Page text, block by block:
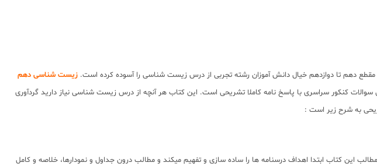
دهم تا دوازدهم خیال دانش آموزان رشته تجربی از درس زیست شناسی را آسوده کرده است. زیست شناسی دهم
کنکور سراسری با پاسخ نامه کاملا تشریحی است. این کتاب هر آنچه از درس زیست شناسی نیاز دارید گردآوری
به شرح زیر است :
کتاب ابتدا اهداف درسنامه ها را ساده سازی و تفهیم میکند و مطالب درون جداول و نمودارها، خلاصه و کامل